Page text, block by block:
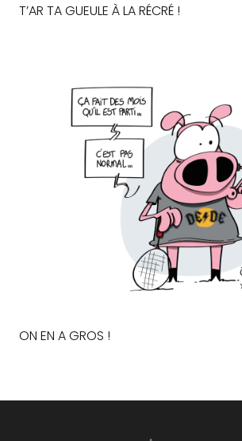
T’AR TA GUEULE À LA RÉCRÉ !
ON EN A GROS !